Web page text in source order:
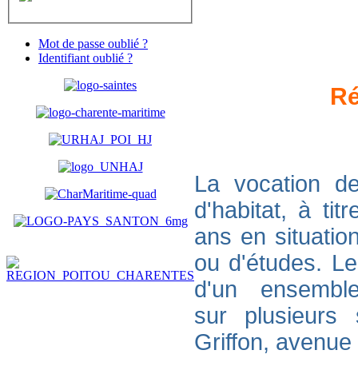
Mot de passe oublié ?
Identifiant oublié ?
La vocation
d'habitat, à
ans en
ou d'études.
d'un
sur plusieurs
Griffon,